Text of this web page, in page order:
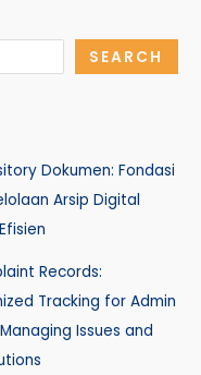
SEARCH
Dokumen: Fondasi
Arsip Digital
Records:
Tracking for Admin
Issues and